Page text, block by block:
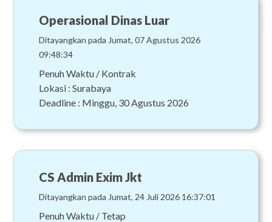
Operasional Dinas Luar
Ditayangkan pada Jumat, 07 Agustus 2026
09:48:34
Penuh Waktu / Kontrak
Lokasi : Surabaya
Deadline : Minggu, 30 Agustus 2026
CS Admin Exim Jkt
Ditayangkan pada Jumat, 24 Juli 2026 16:37:01
Penuh Waktu / Tetap